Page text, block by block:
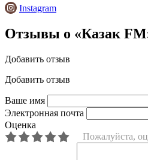
Instagram
Отзывы о «Казак
Добавить отзыв
Добавить отзыв
Ваше имя
Электронная почта
Оценка
Пожалуйста,